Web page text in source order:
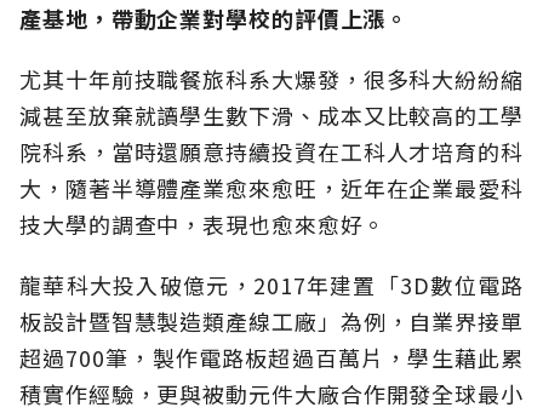
產基地，帶動企業對學校的評價上漲。
尤其十年前技職餐旅科系大爆發，很多科大紛紛縮
減甚至放棄就讀學生數下滑、成本又比較高的工學
院科系，當時還願意持續投資在工科人才培育的科
大，隨著半導體產業愈來愈旺，近年在企業最愛科
技大學的調查中，表現也愈來愈好。
龍華科大投入破億元，2017年建置「3D數位電路
板設計暨智慧製造類產線工廠」為例，自業界接單
超過700筆，製作電路板超過百萬片，學生藉此累
積實作經驗，更與被動元件大廠合作開發全球最小